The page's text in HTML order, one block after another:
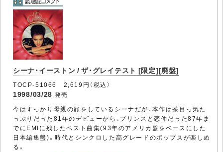
シーナ・イーストン / ザ・グレイテスト [限定][廃盤]
TOCP-51066 2,619円（税込）
1998/03/28 発売
今はすっかり母親の顔をしているシーナだが、本作は茶目っ気た
っぷりだった81年のデビューから、プリンスと恋仲だった87年ま
でにEMIに残したベスト曲集(93年のアメリカ盤をベースにした
日本編集盤)。時代とシンクロした高グレードのポップスが楽しめ
る。